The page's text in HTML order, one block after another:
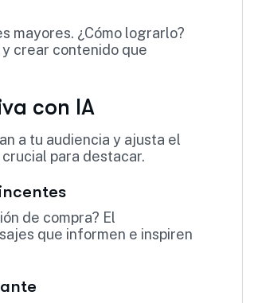
mayores. ¿Cómo lograrlo?
y crear contenido que
con IA
a tu audiencia y ajusta el
para destacar.
de compra? El
que informen e inspiren